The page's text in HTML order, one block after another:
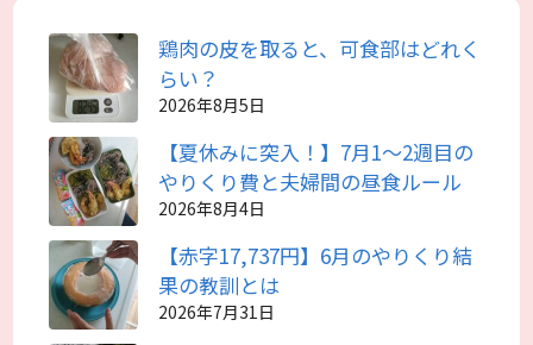
鶏肉の皮を取ると、可食部はどれく
らい？
2026年8月5日
【夏休みに突入！】7月1～2週目の
やりくり費と夫婦間の昼食ルール
2026年8月4日
【赤字17,737円】6月のやりくり結
果の教訓とは
2026年7月31日